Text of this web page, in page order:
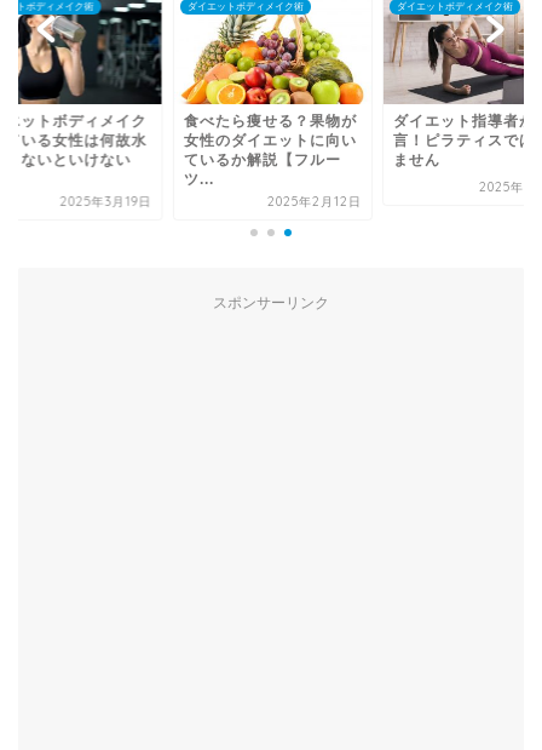
ットボディメイク術
エットボディメイク
ている女性は何故水
まないといけない
2025年3月19日
ダイエットボディメイク術
食べたら痩せる？果物が
女性のダイエットに向い
ているか解説【フルー
ツ...
2025年2月12日
ダイエットボディメイク術
ダイエット指導者が
言！ピラティスでは
ません
2025年3
スポンサーリンク